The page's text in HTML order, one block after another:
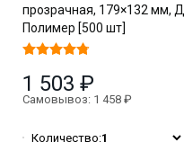
прозрачная, 179×132 мм,
Полимер [500 шт]
1 503 ₽
Самовывоз: 1 458 ₽
Количество:1